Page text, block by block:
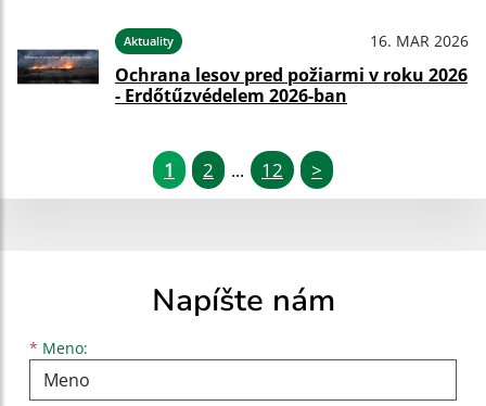
Aktuality 16. MAR 2026
Ochrana lesov pred požiarmi v roku 2026
- Erdőtűzvédelem 2026-ban
1 2 ... 12 >
Napíšte nám
* Meno:
Meno
Priezvisko
E-mailová adresa